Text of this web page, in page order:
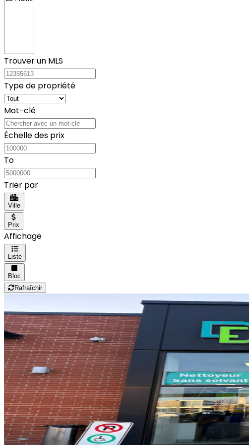
Trouver un MLS
Type de propriété
Mot-clé
Échelle des prix
To
Trier par
Ville
Prix
Affichage
Liste
Bloc
Rafraîchir